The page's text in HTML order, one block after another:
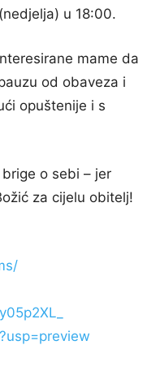
u 18:00.
mame da
od obaveza i
opuštenije i s
o sebi – jer
za cijelu obitelj!
preview